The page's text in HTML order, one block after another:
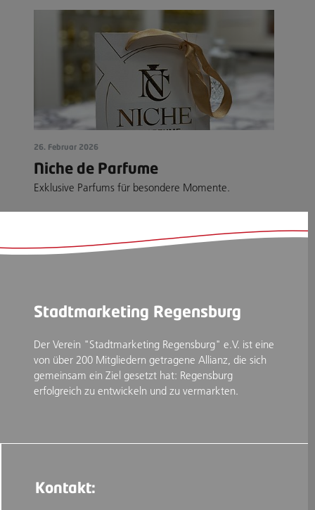
26. Februar 2026
Niche de Parfume
Exklusive Parfums für besondere Momente.
Stadtmarketing Regensburg
Der Verein "Stadtmarketing Regensburg" e.V. ist eine
von über 200 Mitgliedern getragene Allianz, die sich
gemeinsam ein Ziel gesetzt hat: Regensburg
erfolgreich zu entwickeln und zu vermarkten.
Kontakt: